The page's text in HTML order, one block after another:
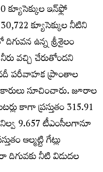
క్యూసెక్కుల ఇన్‌ఫ్లో
క్యూసెక్కుల నీటిని
దిగువన ఉన్న శ్రీశైలం
వచ్చి చేరుతోందని
నదీ పరీవాహక ప్రాంతాల
సూచించారు. జూరాల
కాగా ప్రస్తుతం 315.91
9.657 టీఎంసీలగానూ
ఆల్మట్టి గేట్లు
నీటి విడుదల